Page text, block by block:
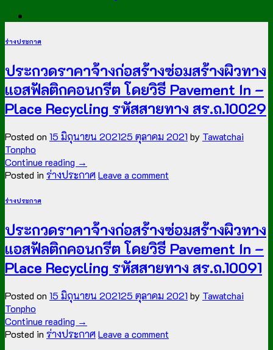
ร่างประกาศ
ประกวดราคาจ้างก่อสร้างซ่อมสร้างผิวทาง
แอสฟัลติกคอนกรีต โดยวิธี Pavement In –
Place Recycling รหัสสายทาง สร.ถ.10029
Posted on 15 มิถุนายน 202125 ตุลาคม 2021 by Tawatchai
Tonpho
Continue reading →
Posted in ร่างประกาศ Leave a comment
ร่างประกาศ
ประกวดราคาจ้างก่อสร้างซ่อมสร้างผิวทาง
แอสฟัลติกคอนกรีต โดยวิธี Pavement In –
Place Recycling รหัสสายทาง สร.ถ.10091
Posted on 15 มิถุนายน 202125 ตุลาคม 2021 by Tawatchai
Tonpho
Continue reading →
Posted in ร่างประกาศ Leave a comment